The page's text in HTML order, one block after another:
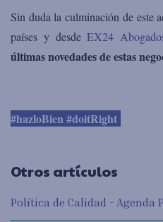
Sin duda la culminación de este
países y desdeEX24
últimas novedades de estas
#hazloBien #doitRight
Otros artículos
Política de Calidad - Agenda